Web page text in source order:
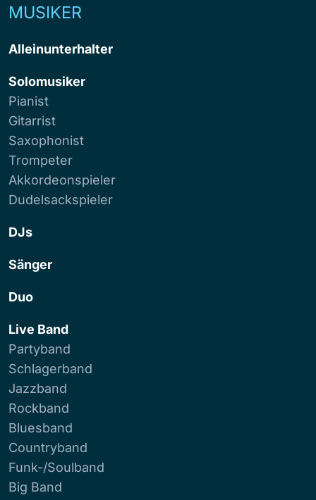
MUSIKER
Alleinunterhalter
Solomusiker
Pianist
Gitarrist
Saxophonist
Trompeter
Akkordeonspieler
Dudelsackspieler
DJs
Sänger
Duo
Live Band
Partyband
Schlagerband
Jazzband
Rockband
Bluesband
Countryband
Funk-/Soulband
Big Band